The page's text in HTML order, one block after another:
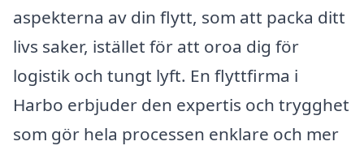
aspekterna av din flytt, som att packa ditt
livs saker, istället för att oroa dig för
logistik och tungt lyft. En flyttfirma i
Harbo erbjuder den expertis och trygghet
som gör hela processen enklare och mer